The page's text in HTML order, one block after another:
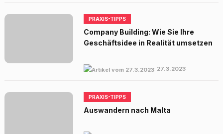
PRAXIS-TIPPS
Company Building: Wie Sie Ihre
Geschäftsidee in Realität umsetzen
27.3.2023
PRAXIS-TIPPS
Auswandern nach Malta